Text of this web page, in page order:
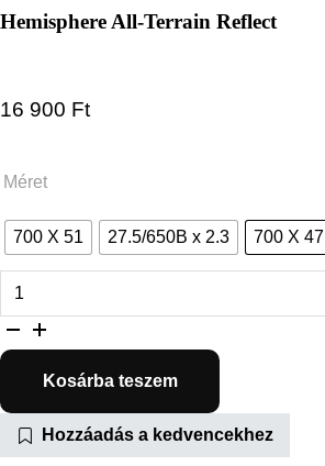
Hemisphere All-Terrain Reflect
16 900 Ft
Méret
700 X 51 27.5/650B x 2.3 700 X 47
Kosárba teszem
Hozzáadás a kedvencekhez